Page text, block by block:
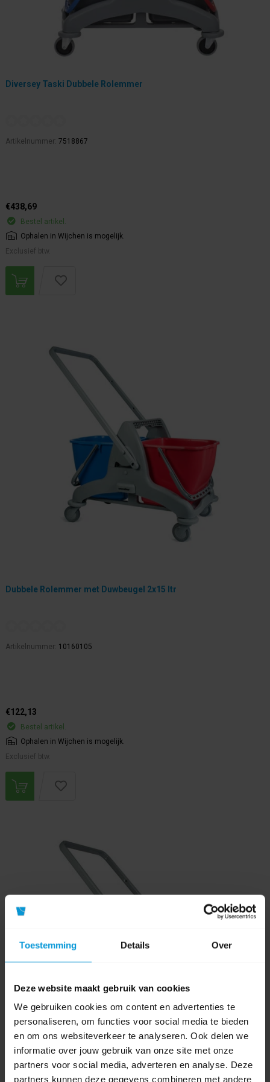
Toestemming Details Over
Deze website maakt gebruik van cookies
We gebruiken cookies om content en advertenties te
personaliseren, om functies voor social media te bieden
en om ons websiteverkeer te analyseren. Ook delen we
informatie over jouw gebruik van onze site met onze
partners voor social media, adverteren en analyse. Deze
partners kunnen deze gegevens combineren met andere
Diversey Taski Dubbele Rolemmer
Artikelnummer: 7518867
€438,69
Bestel artikel.
Ophalen in Wijchen is mogelijk.
Exclusief btw.
Dubbele Rolemmer met Duwbeugel 2x15 ltr
Artikelnummer: 10160105
€122,13
Bestel artikel.
Ophalen in Wijchen is mogelijk.
Exclusief btw.